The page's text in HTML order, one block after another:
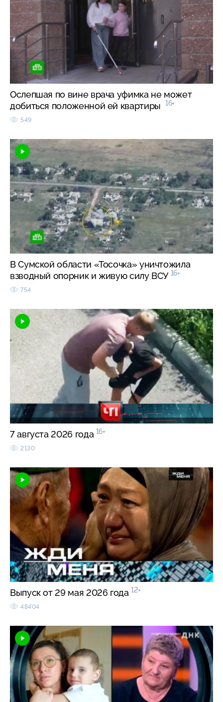
Ослепшая по вине врача уфимка не может
добиться положенной ей квартиры
16+
549
В Сумской области «Тосочка» уничтожила
взводный опорник и живую силу ВСУ 16+
754
7 августа 2026 года 16+
2130
Выпуск от 29 мая 2026 года 12+
48404